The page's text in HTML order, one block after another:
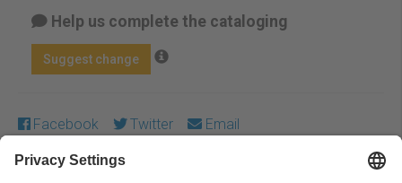
Help us complete the cataloging
Suggest change
Facebook Twitter Email